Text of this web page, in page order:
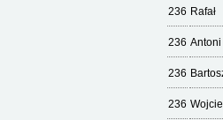
236 Rafał
236 Antoni
236
236